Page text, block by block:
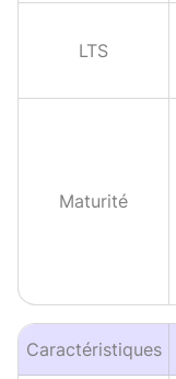
LTS
Maturité
Caractéristiques